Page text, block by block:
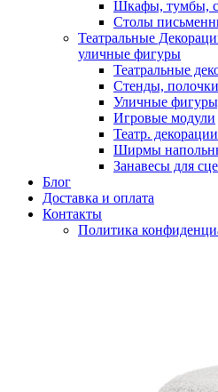
Шкафы, тумбы,
Столы
Театральные
уличные фигуры
Театральные
Стенды,
Уличные
Игровые модули
Театр.
Ширмы
Занавесы для
Блог
Доставка и оплата
Контакты
Политика